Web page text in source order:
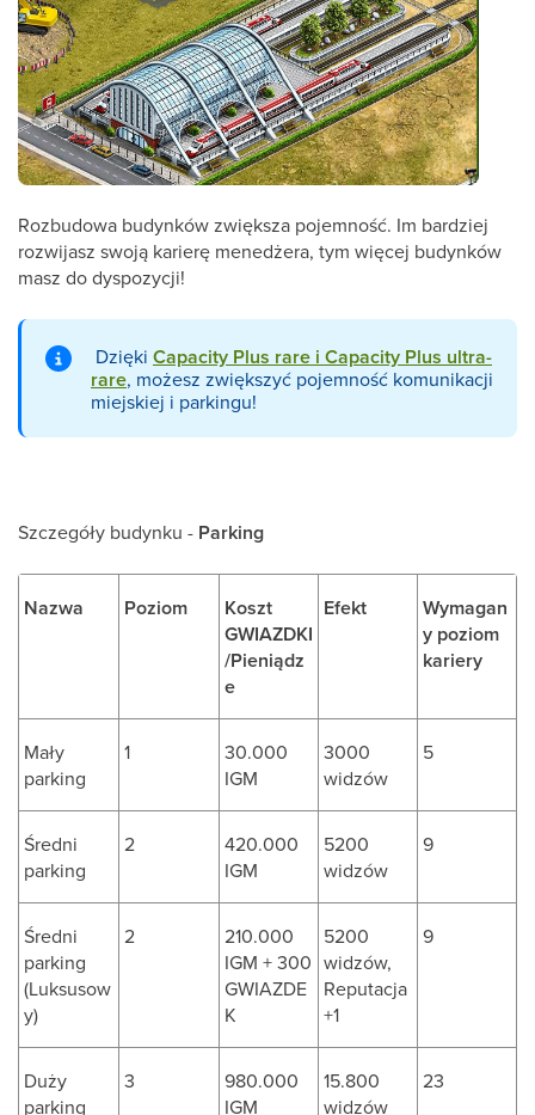
Rozbudowa budynków zwiększa pojemność. Im bardziej
rozwijasz swoją karierę menedżera, tym więcej budynków
masz do dyspozycji!
Dzięki Capacity Plus rare i Capacity Plus ultra-
rare, możesz zwiększyć pojemność komunikacji
miejskiej i parkingu!
Szczegóły budynku - Parking
Nazwa Poziom
Koszt
GWIAZDKI
/Pieniądz
e
Efekt
Wymagan
y poziom
kariery
Mały
parking
1
30.000
IGM
3000
widzów
5
Średni
parking
2
420.000
IGM
5200
widzów
9
Średni
parking
(Luksusow
y)
2
210.000
IGM + 300
GWIAZDE
K
5200
widzów,
Reputacja
+1
9
Duży
parking
3
980.000
IGM
15.800
widzów
23